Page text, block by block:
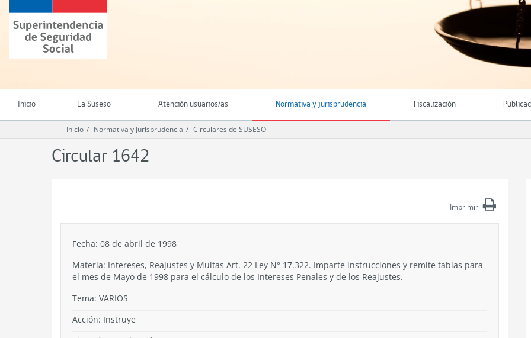
contenido
principal
Superintendencia
de
Seguridad
(SUSESO)
Chile
Inicio La Suseso Atención usuarios/as Normativa y jurisprudencia Fiscalización
Inicio Normativa y Jurisprudencia Circulares de SUSESO
Circular 1642
Imprimir
Fecha: 08 de abril de 1998
Materia: Intereses, Reajustes y Multas Art. 22 Ley N° 17.322. Imparte instrucciones y remite tablas para
el mes de Mayo de 1998 para el cálculo de los Intereses Penales y de los Reajustes.
Tema: VARIOS
Acción: Instruye